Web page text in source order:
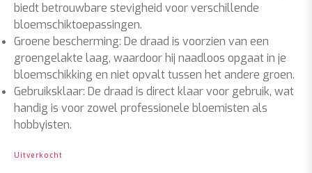
biedt betrouwbare stevigheid voor verschillende
bloemschiktoepassingen.
Groene bescherming: De draad is voorzien van een
groengelakte laag, waardoor hij naadloos opgaat in je
bloemschikking en niet opvalt tussen het andere groen.
Gebruiksklaar: De draad is direct klaar voor gebruik, wat
handig is voor zowel professionele bloemisten als
hobbyisten.
Uitverkocht